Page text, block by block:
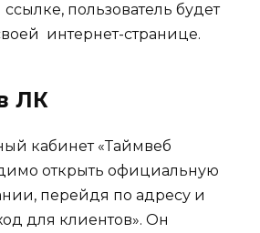
пользователь будет
интернет-странице.
ЛК
кабинет «Таймвеб
открыть официальную
перейдя по адресу и
для клиентов». Он